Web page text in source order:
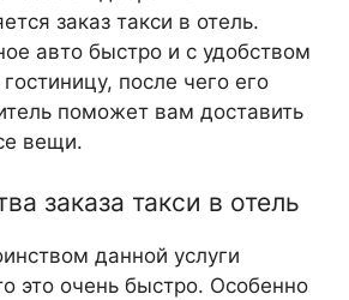
заказ такси в отель.
авто быстро и с удобством
после чего его
поможет вам доставить
вещи.
заказа такси в отель
данной услуги
это очень быстро. Особенно